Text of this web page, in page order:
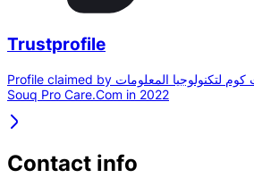
Trustprofile
Profile claimed by شركة سوق برو كار دوت كوم لتكنولوجيا المعلومات
Souq Pro Care.Com in 2022
Contact info